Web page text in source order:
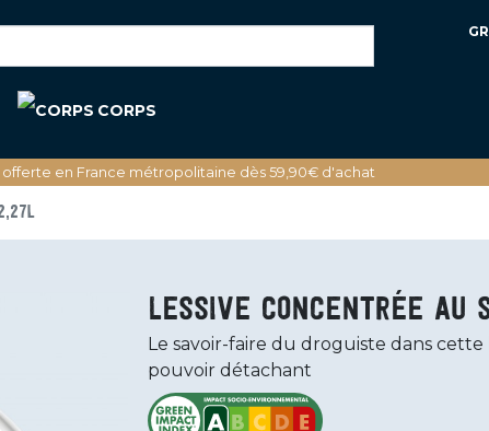
CORPS
offerte en France métropolitaine dès 59,90€ d'achat
Lessive concentrée au
Le savoir-faire du droguiste dans
pouvoir détachant